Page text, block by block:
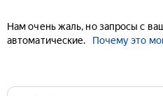
Нам очень жаль, но запросы с
автоматические.
Почему это